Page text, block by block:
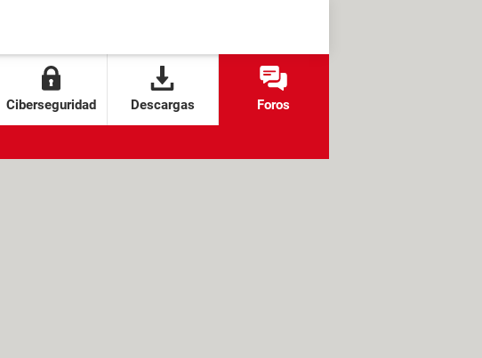
Ciberseguridad Descargas Foros